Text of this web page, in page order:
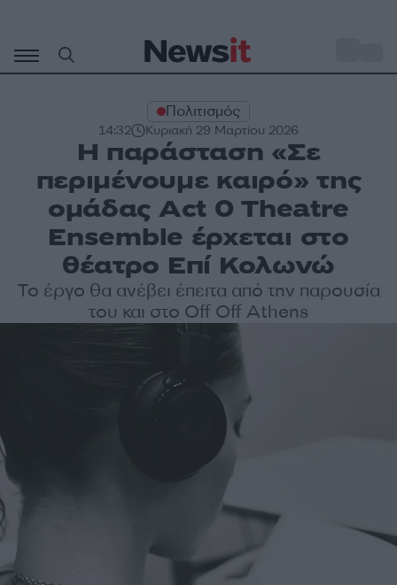
περιεχόμενο
Πολιτισμός
14:32 Κυριακή 29 Μαρτίου 2026
Η παράσταση «Σε
περιμένουμε καιρό» της
ομάδας Act 0 Theatre
Ensemble έρχεται στο
θέατρο Επί Κολωνώ
Το έργο θα ανέβει έπειτα από την παρουσία
του και στο Off Off Athens